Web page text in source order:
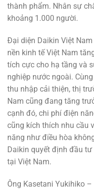
thành phẩm. Nhân sự
khoảng 1.000 người.
Đại diện Daikin Việt
nền kinh tế Việt Nam
tích cực cho hạ tầng và
nghiệp nước ngoài.
thu nhập cải thiện, thị
Nam cũng đang tăng
cạnh đó, chi phí điện
cũng kích thích nhu cầu
năng như điều hòa
Daikin quyết định đầu
tại Việt Nam.
Ông Kasetani Yukihiko